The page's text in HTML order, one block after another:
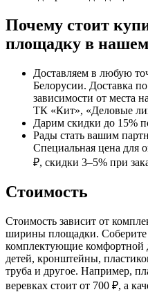
Почему стоит
площадку в нашем
Доставляем в любую
Белорусии. Доставка
зависимости от места
ТК «Кит», «Деловые
Дарим скидки до 15%
Рады стать вашим
Специальная цена для
₽, скидки 3–5% при
Стоимость
Стоимость зависит от
ширины площадки. Соберите
комплектующие комфортной
детей, кронштейны,
труба и другое. Например,
веревках стоит от 700 ₽, а